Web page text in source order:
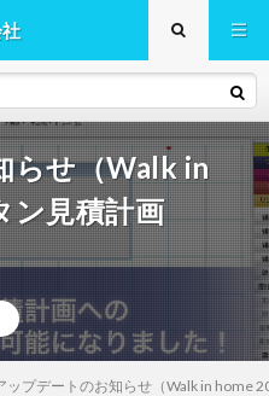
らせ（Walk in
ン見積計画
ップデートのお知らせ（Walk in home